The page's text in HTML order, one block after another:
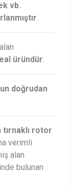
vb.
.
üründür.
doğrudan
tırnaklı rotor
verimli
alan
bulunan